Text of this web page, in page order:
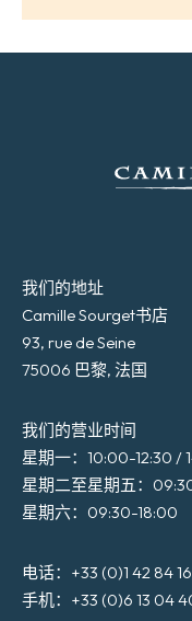
我们的地址
Camille Sourget书店
93, rue de Seine
75006 巴黎, 法国
我们的营业时间
星期一：10:00-12:30 /
星期二至星期五：
星期六：09:30-18:00
电话：+33 (0)1 42 84
手机：+33 (0)6 13 04